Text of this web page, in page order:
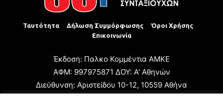
Ταυτότητα Δήλωση Συμμόρφωσης
Όροι Χρήσης
Επικοινωνία
Έκδοση: Παλκο Κομμέντια ΑΜΚΕ
ΑΦΜ: 997975871 ΔΟΥ: Α' Αθηνών
Διεύθυνση: Αριστείδου 10-12, 10559 Αθήνα